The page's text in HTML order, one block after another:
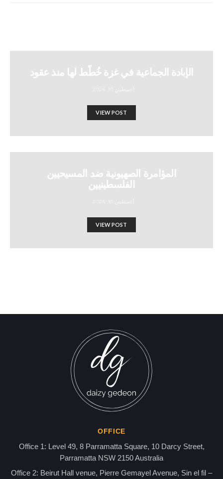
الإبادة الجماعية في غزة خُطّط لها منذ عقود
VIEW POST
المؤامرة الصهيونية ضد المسيحيين
الفلسطينيين
VIEW POST